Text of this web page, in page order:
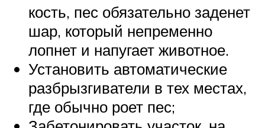
кость, пес обязательно заденет
шар, который непременно
лопнет и напугает животное.
Установить автоматические
разбрызгиватели в тех местах,
где обычно роет пес;